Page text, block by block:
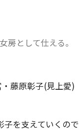
として仕える。
藤原彰子(見上愛)
子を支えていくので